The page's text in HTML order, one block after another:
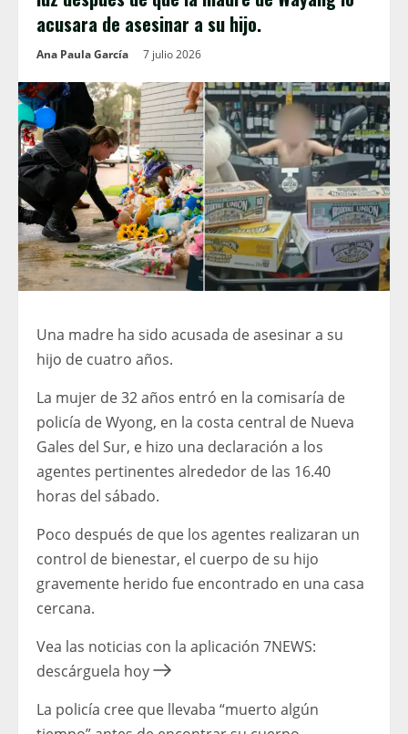
acusara de asesinar a su hijo.
Ana Paula García 7 julio 2026
Una madre ha sido acusada de asesinar a su
hijo de cuatro años.
La mujer de 32 años entró en la comisaría de
policía de Wyong, en la costa central de Nueva
Gales del Sur, e hizo una declaración a los
agentes pertinentes alrededor de las 16.40
horas del sábado.
Poco después de que los agentes realizaran un
control de bienestar, el cuerpo de su hijo
gravemente herido fue encontrado en una casa
cercana.
Vea las noticias con la aplicación 7NEWS:
descárguela hoy
La policía cree que llevaba “muerto algún